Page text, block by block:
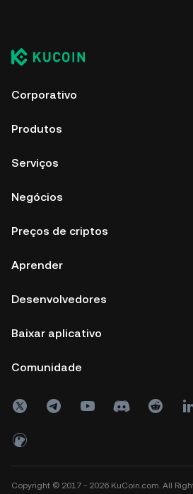
Corporativo
Produtos
Serviços
Negócios
Preços de criptos
Aprender
Desenvolvedores
Baixar aplicativo
Comunidade
Copyright © 2017 - 2026 KuCoin.com. All